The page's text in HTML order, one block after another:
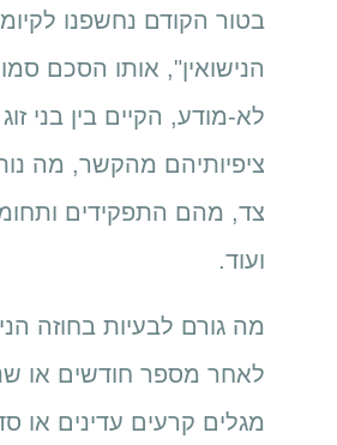
בטור הקודם נחשפנו
הנישואין", אותו הסכם
לא-מודע, הקיים בין בני
ציפיותיהם מהקשר, מה
צד, מהם התפקידים
ועוד.
מה גורם לבעיות בחוזה
לאחר מספר חודשים או
מגלים קרעים עדינים או